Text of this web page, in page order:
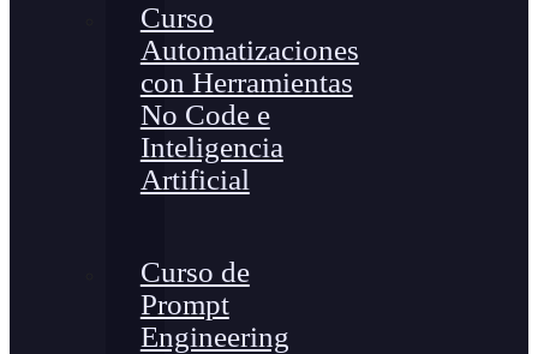
Curso
Automatizaciones
con Herramientas
No Code e
Inteligencia
Artificial
Curso de
Prompt
Engineering